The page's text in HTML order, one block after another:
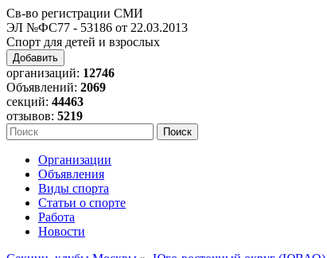
Св-во регистрации СМИ
ЭЛ №ФС77 - 53186 от 22.03.2013
Спорт для детей и взрослых
Добавить
организаций: 12746
Объявлений: 2069
секций: 44463
отзывов: 5219
Организации
Объявления
Виды спорта
Статьи о спорте
Работа
Новости